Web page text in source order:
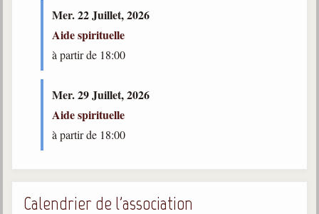
Enseignement
Cours dispensés au Centre
L'Agora
Consultez les réponses
Posez votre question
Galerie
Photos et vidéoscope
Mer. 22 Juillet, 2026
Aide spirituelle
à partir de 18:00
Mer. 29 Juillet, 2026
Aide spirituelle
à partir de 18:00
Calendrier de l'association